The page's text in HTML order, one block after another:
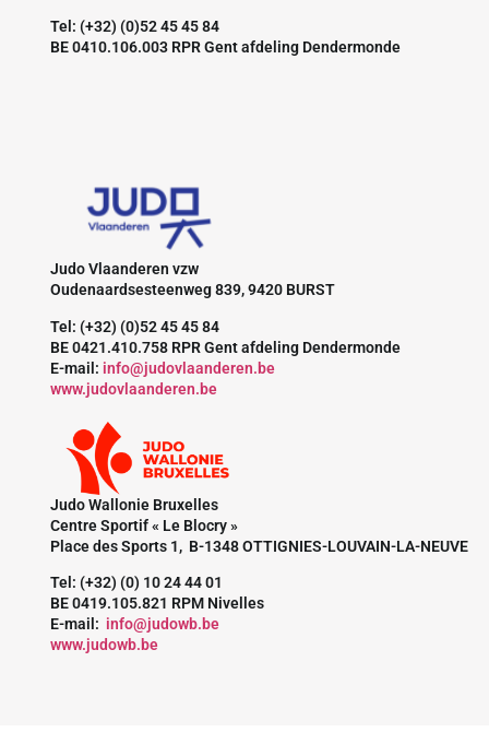
Tel: (+32) (0)52 45 45 84
BE 0410.106.003 RPR Gent afdeling Dendermonde
Judo Vlaanderen vzw
Oudenaardsesteenweg 839, 9420 BURST
Tel: (+32) (0)52 45 45 84
BE 0421.410.758 RPR Gent afdeling Dendermonde
E-mail: info@judovlaanderen.be
www.judovlaanderen.be
Judo Wallonie Bruxelles
Centre Sportif « Le Blocry »
Place des Sports 1, B-1348 OTTIGNIES-LOUVAIN-LA-NEUVE
Tel: (+32) (0) 10 24 44 01
BE 0419.105.821 RPM Nivelles
E-mail: info@judowb.be
www.judowb.be